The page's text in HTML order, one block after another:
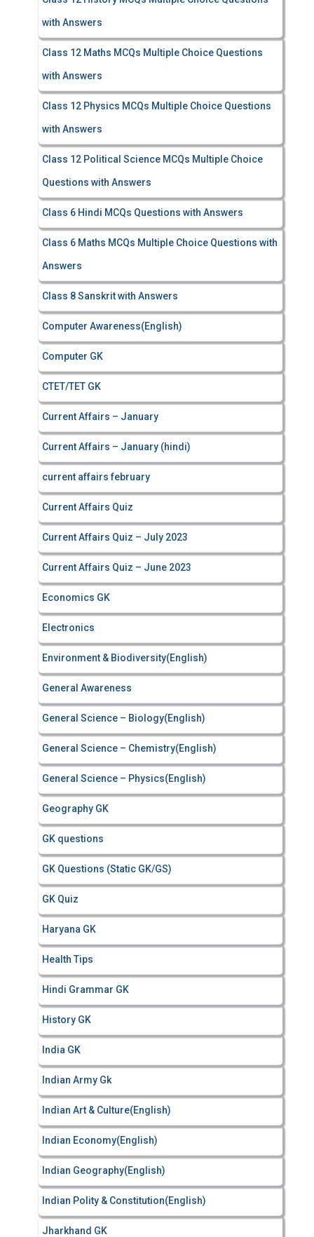
with Answers
Class 12 Maths MCQs Multiple Choice Questions
with Answers
Class 12 Physics MCQs Multiple Choice Questions
with Answers
Class 12 Political Science MCQs Multiple Choice
Questions with Answers
Class 6 Hindi MCQs Questions with Answers
Class 6 Maths MCQs Multiple Choice Questions with
Answers
Class 8 Sanskrit with Answers
Computer Awareness(English)
Computer GK
CTET/TET GK
Current Affairs – January
Current Affairs – January (hindi)
current affairs february
Current Affairs Quiz
Current Affairs Quiz – July 2023
Current Affairs Quiz – June 2023
Economics GK
Electronics
Environment & Biodiversity(English)
General Awareness
General Science – Biology(English)
General Science – Chemistry(English)
General Science – Physics(English)
Geography GK
GK questions
GK Questions (Static GK/GS)
GK Quiz
Haryana GK
Health Tips
Hindi Grammar GK
History GK
India GK
Indian Army Gk
Indian Art & Culture(English)
Indian Economy(English)
Indian Geography(English)
Indian Polity & Constitution(English)
Jharkhand GK